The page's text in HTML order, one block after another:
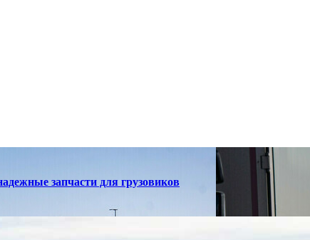
запчасти для грузовиков